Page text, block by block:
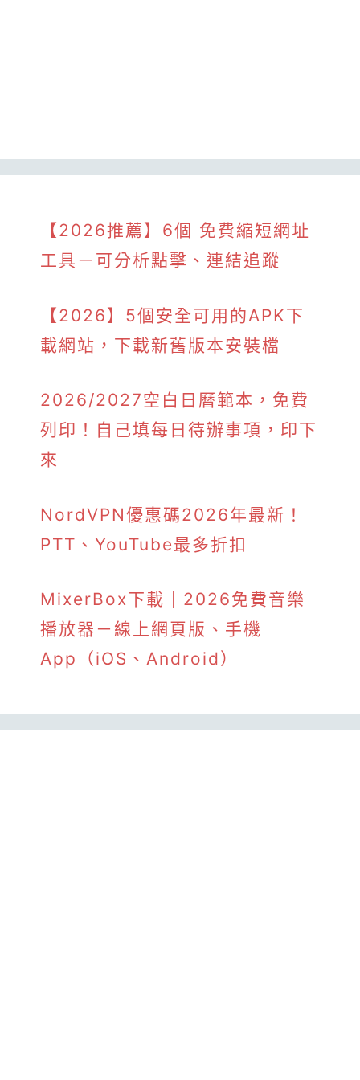
【2026推薦】6個 免費縮短網址
工具－可分析點擊、連結追蹤
【2026】5個安全可用的APK下
載網站，下載新舊版本安裝檔
2026/2027空白日曆範本，免費
列印！自己填每日待辦事項，印下
來
NordVPN優惠碼2026年最新！
PTT、YouTube最多折扣
MixerBox下載｜2026免費音樂
播放器－線上網頁版、手機
App（iOS、Android）